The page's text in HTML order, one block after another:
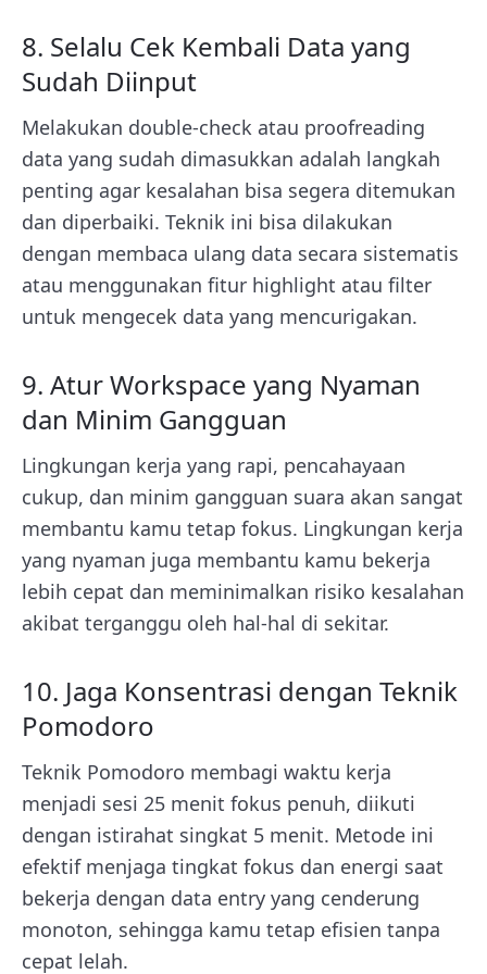
8. Selalu Cek Kembali Data yang
Sudah Diinput
Melakukan double-check atau proofreading
data yang sudah dimasukkan adalah langkah
penting agar kesalahan bisa segera ditemukan
dan diperbaiki. Teknik ini bisa dilakukan
dengan membaca ulang data secara sistematis
atau menggunakan fitur highlight atau filter
untuk mengecek data yang mencurigakan.
9. Atur Workspace yang Nyaman
dan Minim Gangguan
Lingkungan kerja yang rapi, pencahayaan
cukup, dan minim gangguan suara akan sangat
membantu kamu tetap fokus. Lingkungan kerja
yang nyaman juga membantu kamu bekerja
lebih cepat dan meminimalkan risiko kesalahan
akibat terganggu oleh hal-hal di sekitar.
10. Jaga Konsentrasi dengan Teknik
Pomodoro
Teknik Pomodoro membagi waktu kerja
menjadi sesi 25 menit fokus penuh, diikuti
dengan istirahat singkat 5 menit. Metode ini
efektif menjaga tingkat fokus dan energi saat
bekerja dengan data entry yang cenderung
monoton, sehingga kamu tetap efisien tanpa
cepat lelah.